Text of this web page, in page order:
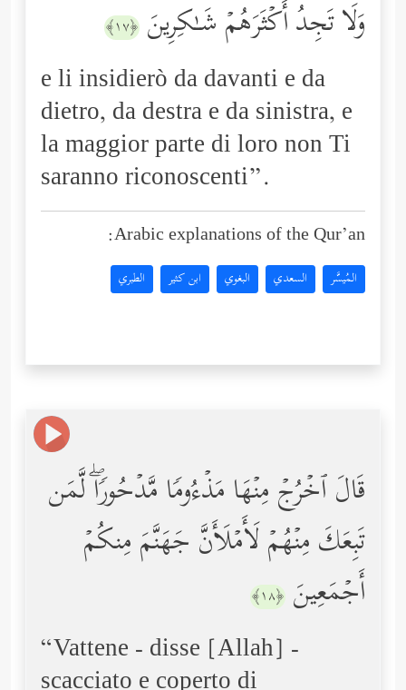
وَلَا تَجِدُ أَكۡثَرَهُمۡ شَـٰكِرِینَ ﴿١٧﴾
e li insidierò da davanti e da
dietro, da destra e da sinistra, e
la maggior parte di loro non Ti
saranno riconoscenti”.
Arabic explanations of the Qur’an:
المُيسَّر السعدي البغوي ابن كثير الطبري
قَالَ ٱخۡرُجۡ مِنۡهَا مَذۡءُومࣰا مَّدۡحُورࣰاۖ لَّمَن
تَبِعَكَ مِنۡهُمۡ لَأَمۡلَأَنَّ جَهَنَّمَ مِنكُمۡ
أَجۡمَعِینَ ﴿١٨﴾
“Vattene - disse [Allah] -